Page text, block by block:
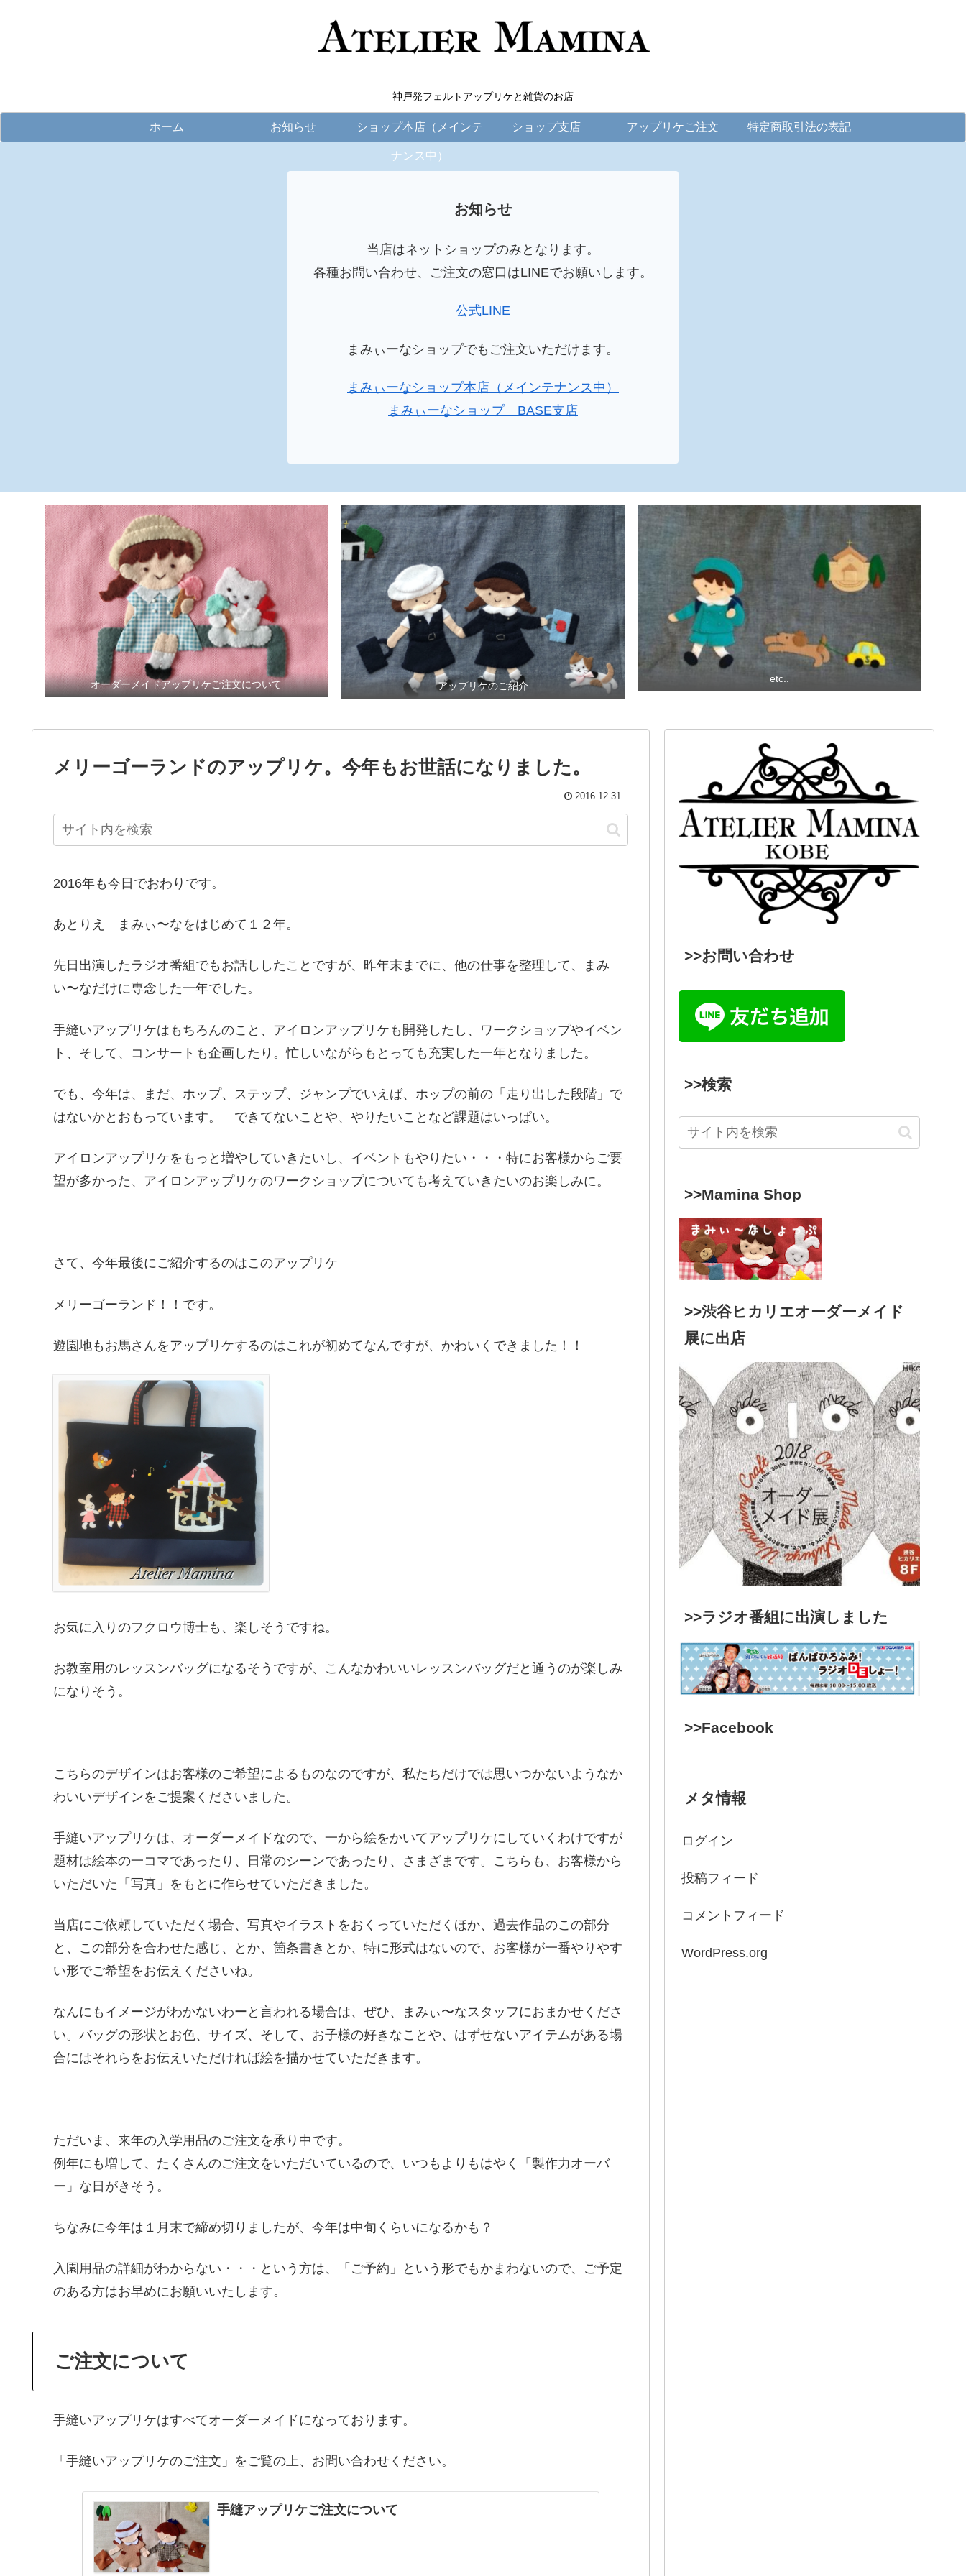
神戸発フェルトアップリケと雑貨のお店
ホーム お知らせ ショップ本店（メインテ
ナンス中）
ショップ支店 アップリケご注文 特定商取引法の表記
お知らせ
当店はネットショップのみとなります。
各種お問い合わせ、ご注文の窓口はLINEでお願いします。
公式LINE
まみぃーなショップでもご注文いただけます。
まみぃーなショップ本店（メインテナンス中）
まみぃーなショップ BASE支店
オーダーメイドアップリケご注文について アップリケのご紹介
etc..
メリーゴーランドのアップリケ。今年もお世話になりました。
2016.12.31
2016年も今日でおわりです。
あとりえ まみぃ〜なをはじめて１２年。
先日出演したラジオ番組でもお話ししたことですが、昨年末までに、他の仕事を整理して、まみ
い〜なだけに専念した一年でした。
手縫いアップリケはもちろんのこと、アイロンアップリケも開発したし、ワークショップやイベン
ト、そして、コンサートも企画したり。忙しいながらもとっても充実した一年となりました。
でも、今年は、まだ、ホップ、ステップ、ジャンプでいえば、ホップの前の「走り出した段階」で
はないかとおもっています。 できてないことや、やりたいことなど課題はいっぱい。
アイロンアップリケをもっと増やしていきたいし、イベントもやりたい・・・特にお客様からご要
望が多かった、アイロンアップリケのワークショップについても考えていきたいのお楽しみに。
さて、今年最後にご紹介するのはこのアップリケ
メリーゴーランド！！です。
遊園地もお馬さんをアップリケするのはこれが初めてなんですが、かわいくできました！！
お気に入りのフクロウ博士も、楽しそうですね。
お教室用のレッスンバッグになるそうですが、こんなかわいいレッスンバッグだと通うのが楽しみ
になりそう。
こちらのデザインはお客様のご希望によるものなのですが、私たちだけでは思いつかないようなか
わいいデザインをご提案くださいました。
手縫いアップリケは、オーダーメイドなので、一から絵をかいてアップリケにしていくわけですが
題材は絵本の一コマであったり、日常のシーンであったり、さまざまです。こちらも、お客様から
いただいた「写真」をもとに作らせていただきました。
当店にご依頼していただく場合、写真やイラストをおくっていただくほか、過去作品のこの部分
と、この部分を合わせた感じ、とか、箇条書きとか、特に形式はないので、お客様が一番やりやす
い形でご希望をお伝えくださいね。
なんにもイメージがわかないわーと言われる場合は、ぜひ、まみぃ〜なスタッフにおまかせくださ
い。バッグの形状とお色、サイズ、そして、お子様の好きなことや、はずせないアイテムがある場
合にはそれらをお伝えいただければ絵を描かせていただきます。
ただいま、来年の入学用品のご注文を承り中です。
例年にも増して、たくさんのご注文をいただいているので、いつもよりもはやく「製作力オーバ
ー」な日がきそう。
ちなみに今年は１月末で締め切りましたが、今年は中旬くらいになるかも？
入園用品の詳細がわからない・・・という方は、「ご予約」という形でもかまわないので、ご予定
のある方はお早めにお願いいたします。
ご注文について
手縫いアップリケはすべてオーダーメイドになっております。
「手縫いアップリケのご注文」をご覧の上、お問い合わせください。
手縫アップリケご注文について
>>お問い合わせ
>>検索
>>Mamina Shop
>>渋谷ヒカリエオーダーメイド
展に出店
>>ラジオ番組に出演しました
>>Facebook
メタ情報
ログイン
投稿フィード
コメントフィード
WordPress.org